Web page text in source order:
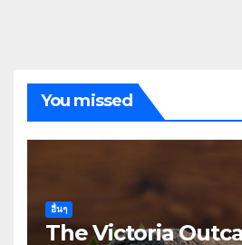
You missed
อื่นๆ
The Victoria